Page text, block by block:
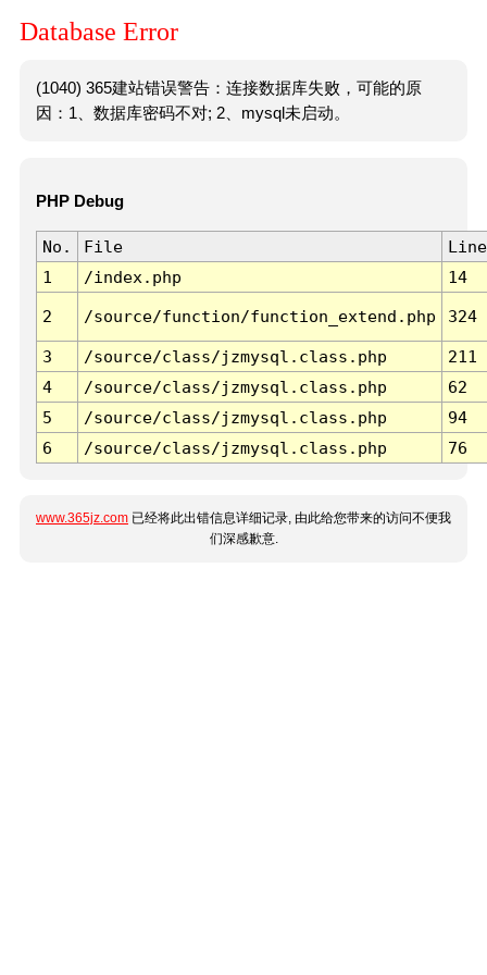
Database Error
(1040) 365建站错误警告：连接数据库失败，可能的原
因：1、数据库密码不对; 2、mysql未启动。
PHP Debug
No. File
Line
1
/index.php 14
2 /source/function/function_extend.php 324
3 /source/class/jzmysql.class.php
211
4
/source/class/jzmysql.class.php
62
5
/source/class/jzmysql.class.php
94
6
/source/class/jzmysql.class.php 76
www.365jz.com 已经将此出错信息详细记录, 由此给您带来的访问不便我
们深感歉意.